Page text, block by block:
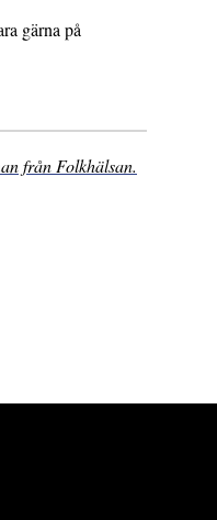
gärna på
från Folkhälsan.